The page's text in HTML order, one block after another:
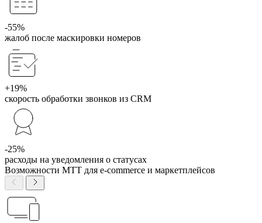
-55%
жалоб после маскировки номеров
+19%
скорость обработки звонков из CRM
-25%
расходы на уведомления о статусах
Возможности МТТ для e-commerce и маркетплейсов